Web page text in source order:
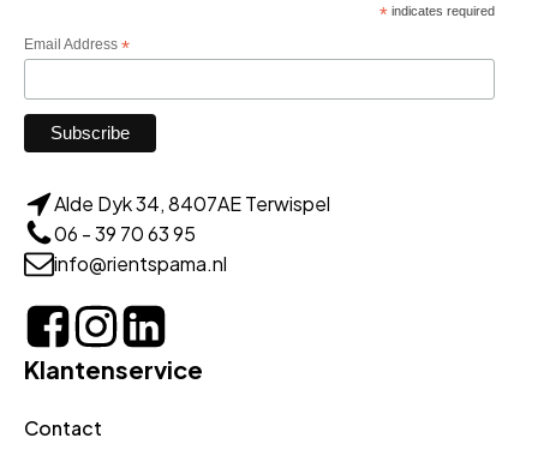
*indicates required
Email Address *
Alde Dyk 34, 8407AE Terwispel
06 - 39 70 63 95
info@rientspama.nl
Klantenservice
Contact